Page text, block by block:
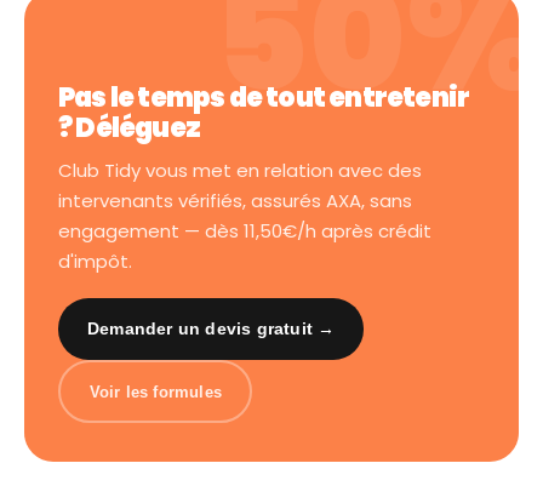
Pas le temps de tout entretenir
? Déléguez
Club Tidy vous met en relation avec des
intervenants vérifiés, assurés AXA, sans
engagement — dès 11,50€/h après crédit
d'impôt.
Demander un devis gratuit →
Voir les formules